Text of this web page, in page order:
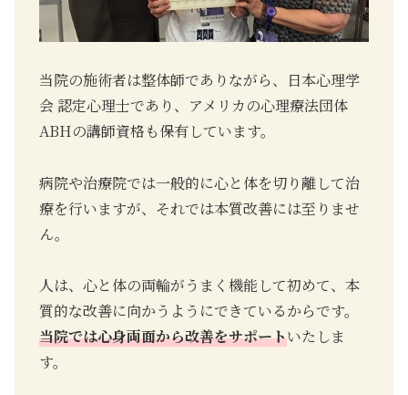
当院の施術者は整体師でありながら、日本心理学
会 認定心理士であり、アメリカの心理療法団体
ABHの講師資格も保有しています。
病院や治療院では一般的に心と体を切り離して治
療を行いますが、それでは本質改善には至りませ
ん。
人は、心と体の両輪がうまく機能して初めて、本
質的な改善に向かうようにできているからです。
当院では心身両面から改善をサポートいたしま
す。